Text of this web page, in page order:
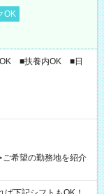
OK
OK ■扶養内OK ■日
希望の勤務地を紹介